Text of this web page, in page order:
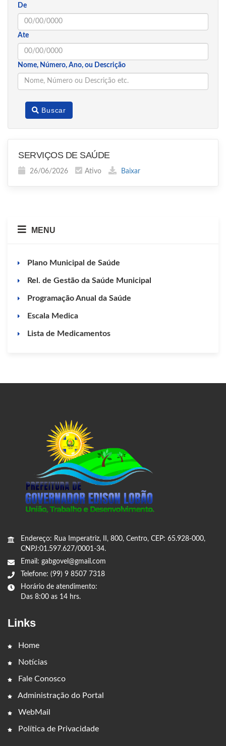
De
Ate
Nome, Número, Ano, ou Descrição
Buscar
SERVIÇOS DE SAÚDE
26/06/2026 Ativo Baixar
MENU
Plano Municipal de Saúde
Rel. de Gestão da Saúde Municipal
Programação Anual da Saúde
Escala Medica
Lista de Medicamentos
Endereço: Rua Imperatriz, II, 800, Centro, CEP: 65.928-000,
CNPJ:01.597.627/0001-34.
Email: gabgovel@gmail.com
Telefone: (99) 9 8507 7318
Horário de atendimento:
Das 8:00 as 14 hrs.
Links
Home
Notícias
Fale Conosco
Administração do Portal
WebMail
Política de Privacidade